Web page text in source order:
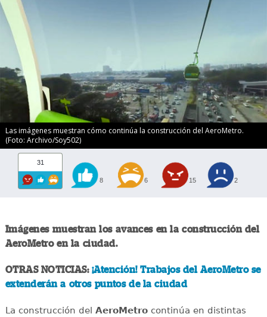
Las imágenes muestran cómo continúa la construcción del AeroMetro.
(Foto: Archivo/Soy502)
31
8 6 15 2
Imágenes muestran los avances en la construcción del
AeroMetro en la ciudad.
OTRAS NOTICIAS: ¡Atención! Trabajos del AeroMetro se
extenderán a otros puntos de la ciudad
La construcción del AeroMetrocontinúa en distintas